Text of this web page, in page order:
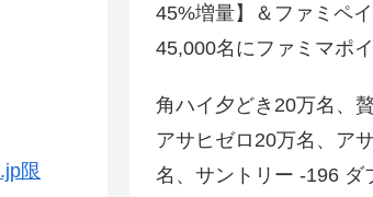
限
45%増量】＆ファミペ
45,000名にファミマポ
角ハイ夕どき20万名、
アサヒゼロ20万名、ア
名、サントリー -196 ダ